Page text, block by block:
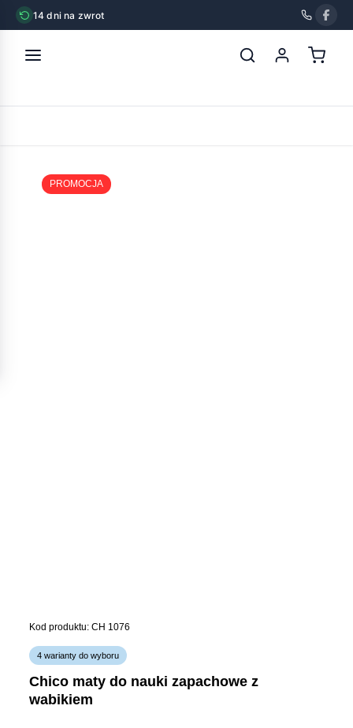
14 dni na zwrot
POWRÓT
PROMOCJA
Kod produktu: CH 1076
4 warianty do wyboru
chico maty do nauki zapachowe z
wabikiem